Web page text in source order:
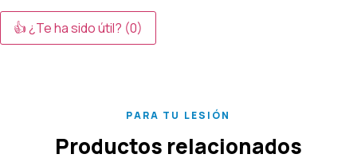
👍 ¿Te ha sido útil? (0)
PARA TU LESIÓN
Productos relacionados